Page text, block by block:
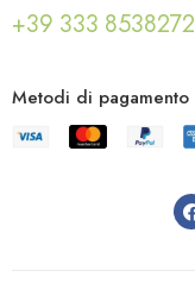
+39 333 8538272
Metodi di pagamento